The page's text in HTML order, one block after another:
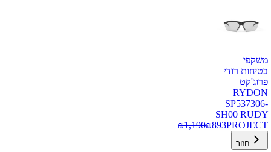
משקפי
בטיחות רודי
פרוג'קט
RYDON
SP537306-
SH00 RUDY
PROJECT
₪893
₪1,190
חזור